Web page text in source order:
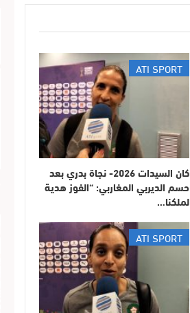
ATI SPORT
كان السيدات 2026- نجاة بدري بعد
حسم الديربي المغاربي: “الفوز هدية
لملكنا…
ATI SPORT